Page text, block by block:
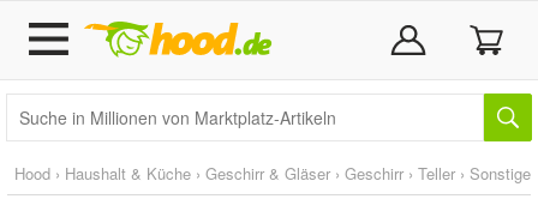
Hood › Haushalt & Küche › Geschirr & Gläser › Geschirr › Teller › Sonstige